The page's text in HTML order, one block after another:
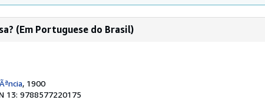
(Em Portuguese do Brasil)
, 1900
13: 9788577220175